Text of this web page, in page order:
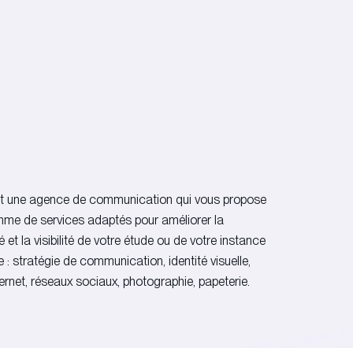
une agence de communication qui vous propose
de services adaptés pour améliorer la
et la visibilité de votre étude ou de votre instance
: stratégie de communication, identité visuelle,
réseaux sociaux, photographie, papeterie.